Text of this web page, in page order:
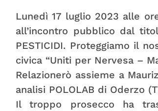
Lunedì 17 luglio 2023 alle
all’incontro pubblico dal titolo
PESTICIDI. Proteggiamo il
civica “Uniti per Nervesa –
Relazionerò assieme a
analisi POLOLAB di Oderzo
Il troppo prosecco ha